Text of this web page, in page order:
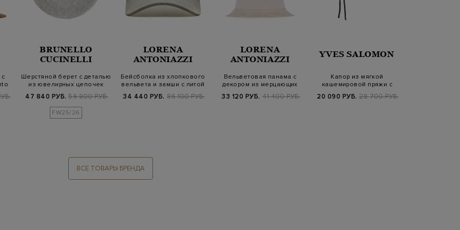
BRUNELLO
CUCINELLI
Шерстяной берет с деталью
из ювелирных цепочек
Мониль
47 840 РУБ. 59 800 РУБ.
FW25/26
LORENA
ANTONIAZZI
Бейсболка из хлопкового
вельвета и замши с литой
симво…
34 440 РУБ. 86 100 РУБ.
LORENA
ANTONIAZZI
Вельветовая панама с
декором из мерцающих
кристаллов
33 120 РУБ. 41 400 РУБ.
YVES SALOMON
Капор из мягкой
кашемировой пряжи с
завязками
20 090 РУБ. 28 700 РУБ.
ВСЕ ТОВАРЫ БРЕНДА